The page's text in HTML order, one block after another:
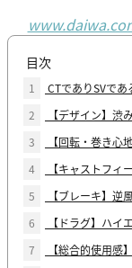
目次
1
CTでありSVであ
2
【デザイン】渋
3
【回転・巻き心
4
【キャストフ
5
【ブレーキ】逆
6
【ドラグ】ハイ
7
【総合的使用感